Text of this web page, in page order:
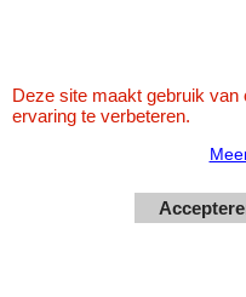
Deze site maakt gebruik
ervaring te verbeteren.